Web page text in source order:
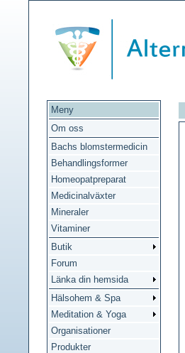
Meny
Om oss
Bachs blomstermedicin
Behandlingsformer
Homeopatpreparat
Medicinalväxter
Mineraler
Vitaminer
Butik
Forum
Länka din hemsida
Hälsohem & Spa
Meditation & Yoga
Organisationer
Produkter